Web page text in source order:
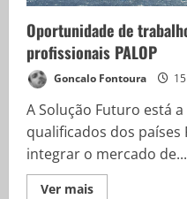
Oportunidade de
profissionais PALOP
Goncalo Fontoura
A Solução Futuro está
qualificados dos países
integrar o mercado de...
Ver mais